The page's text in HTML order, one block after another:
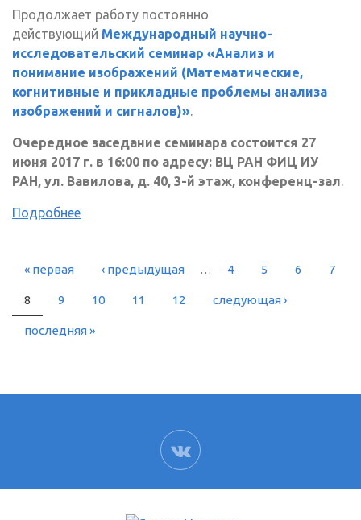
Продолжает работу постоянно
действующий Международный научно-
исследовательский семинар «Анализ и
понимание изображений (Математические,
когнитивные и прикладные проблемы анализа
изображений и сигналов)».
Очередное заседание семинара состоится 27
июня 2017 г. в 16:00 по адресу: ВЦ РАН ФИЦ ИУ
РАН, ул. Вавилова, д. 40, 3-й этаж, конференц-зал.
Подробнее
СТРАНИЦЫ
« первая ‹ предыдущая … 4 5 6 7
8 9 10 11 12 следующая ›
последняя »
ВК